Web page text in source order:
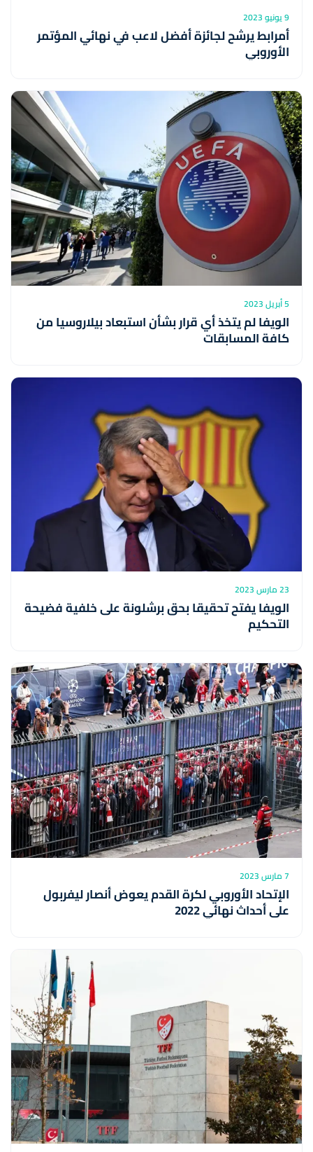
9 يونيو 2023
أمرابط يرشح لجائزة أفضل لاعب في نهائي المؤتمر
الأوروبي
5 أبريل 2023
الويفا لم يتخذ أي قرار بشأن استبعاد بيلاروسيا من
كافة المسابقات
23 مارس 2023
الويفا يفتح تحقيقا بحق برشلونة على خلفية فضيحة
التحكيم
7 مارس 2023
الإتحاد الأوروبي لكرة القدم يعوض أنصار ليفربول
على أحداث نهائي 2022